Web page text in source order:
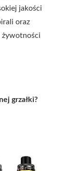
jakości
oraz
żywotności
grzałki?